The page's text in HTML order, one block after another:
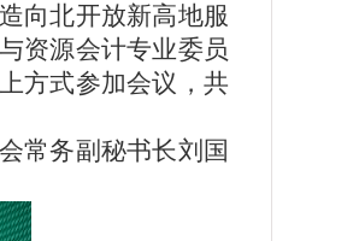
向北开放新高地服
资源会计专业委员
方式参加会议，共
常务副秘书长刘国